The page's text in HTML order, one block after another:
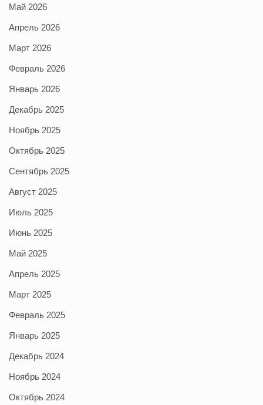
Май 2026
Апрель 2026
Март 2026
Февраль 2026
Январь 2026
Декабрь 2025
Ноябрь 2025
Октябрь 2025
Сентябрь 2025
Август 2025
Июль 2025
Июнь 2025
Май 2025
Апрель 2025
Март 2025
Февраль 2025
Январь 2025
Декабрь 2024
Ноябрь 2024
Октябрь 2024